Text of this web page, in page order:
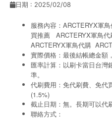
聯絡方式
日期 : 2025/02/08
服務內容：ARCTERYX軍
買推薦 ARCTERYX軍鳥代
ARCTERYX軍鳥代購
實際價格：最後結帳總金額
匯率計算：以刷卡當日台灣
準。
代刷費用：免代刷費、免代
(1.5%)
截止日期：無。長期可以代
聯絡方式：